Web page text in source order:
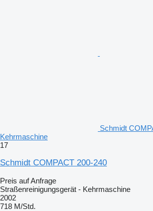
Schmidt
Kehrmaschine
17
Schmidt COMPACT 200-240
Preis auf Anfrage
Straßenreinigungsgerät - Kehrmaschine
2002
718 M/Std.